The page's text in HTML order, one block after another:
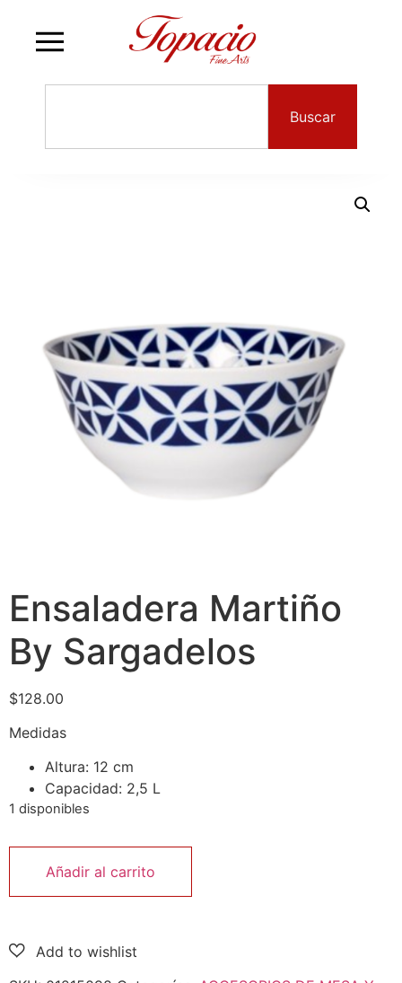
Buscar
Ensaladera Martiño
By Sargadelos
$128.00
Medidas
Altura: 12 cm
Capacidad: 2,5 L
1 disponibles
Añadir al carrito